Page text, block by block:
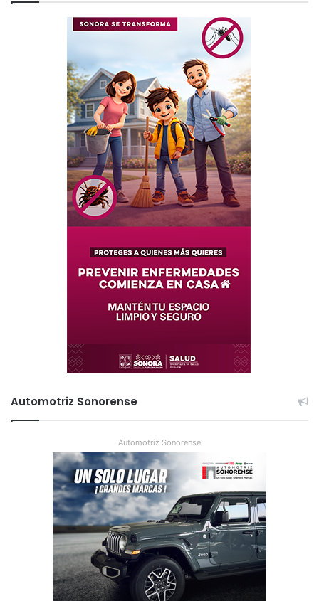
Automotriz Sonorense
Automotriz Sonorense